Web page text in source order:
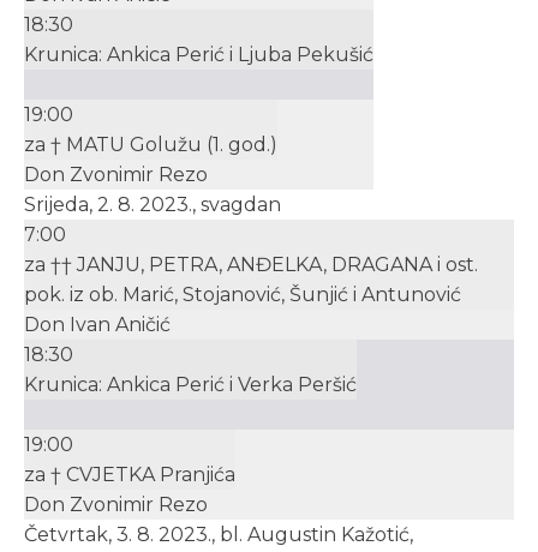
18:30
Krunica: Ankica Perić i Ljuba Pekušić
19:00
za † MATU Golužu (1. god.)
Don Zvonimir Rezo
Srijeda, 2. 8. 2023., svagdan
7:00
za †† JANJU, PETRA, ANĐELKA, DRAGANA i ost.
pok. iz ob. Marić, Stojanović, Šunjić i Antunović
Don Ivan Aničić
18:30
Krunica: Ankica Perić i Verka Peršić
19:00
za † CVJETKA Pranjića
Don Zvonimir Rezo
Četvrtak, 3. 8. 2023., bl. Augustin Kažotić,